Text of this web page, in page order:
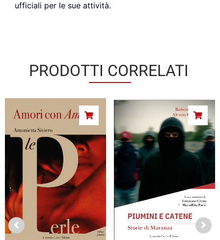
ufficiali per le sue attività.
PRODOTTI CORRELATI